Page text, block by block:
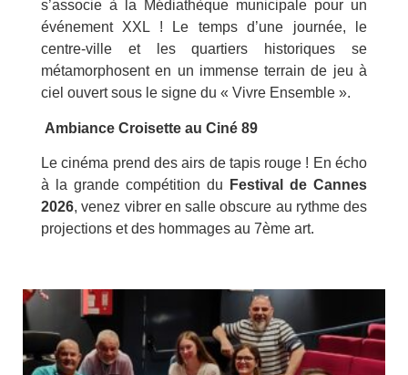
s’associe à la Médiathèque municipale pour un
événement XXL ! Le temps d’une journée, le
centre-ville et les quartiers historiques se
métamorphosent en un immense terrain de jeu à
ciel ouvert sous le signe du « Vivre Ensemble ».
Ambiance Croisette au Ciné 89
Le cinéma prend des airs de tapis rouge ! En écho
à la grande compétition du
Festival de Cannes
2026, venez vibrer en salle obscure au rythme des
projections et des hommages au 7ème art.